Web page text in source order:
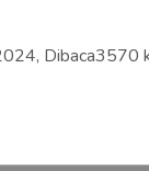
Dibaca3570